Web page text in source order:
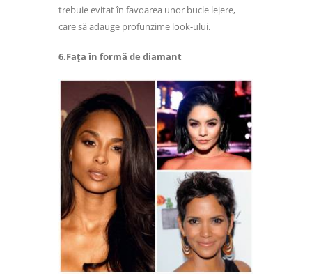
trebuie evitat în favoarea unor bucle lejere,
care să adauge profunzime look-ului.
6.Fața în formă de diamant